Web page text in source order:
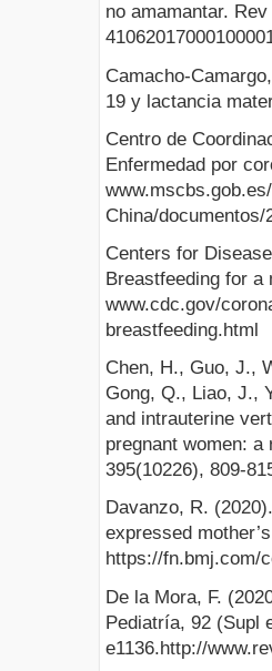
no amamantar.
Camacho-
19 y lactancia
Centro de
Enfermedad por
China/
Centers for
Breastfeeding for a
www.cdc.gov/
breastfeeding.html
Chen, H., Guo, J.,
Gong, Q., Liao, J.,
and intrauterine
pregnant women:
395(10226), 809-
Davanzo, R.
expressed
https://fn.bmj.com/
De la Mora, F.
Pediatría, 92 (Supl
e1136.http://